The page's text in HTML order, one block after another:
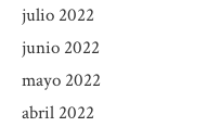
julio 2022
junio 2022
mayo 2022
abril 2022